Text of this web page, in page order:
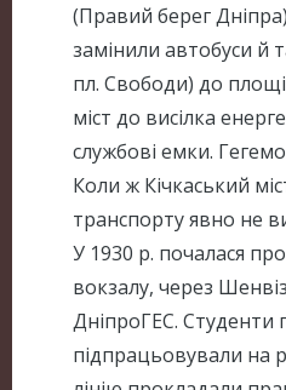
(Правий берег
замінили автобуси й
пл. Свободи) до площі
міст до висілка
службові емки.
Коли ж Кічкаський
транспорту явно не
У 1930 р. почалася
вокзалу, через
ДніпроГЕС. Студенти
підпрацьовували на